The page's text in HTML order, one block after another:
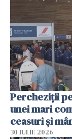
Percheziții
unei mari
ceasuri și
30 IULIE 2026